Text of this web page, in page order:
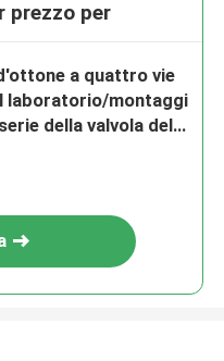
prezzo per
a quattro vie
laboratorio/montaggi
della valvola del